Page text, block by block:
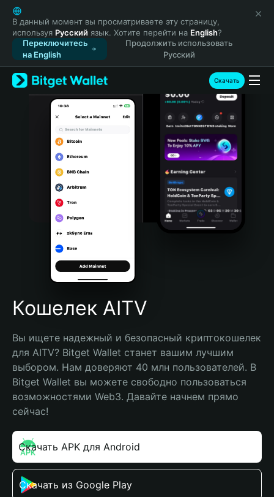
English
日本語
Tiếng Việt
Русский
Español (Latinoamérica)
Türkçe
Italiano
Português (Portugal)
Bahasa Indonesia
Português (Brasil)
Español (Argentina)
В данный момент вы просматриваете эту страницу,
используя Русский язык. Хотите перейти на English?
Переключитесь
на English
Продолжить использовать
Русский
Скачать
Кошелек AITV
Вы ищете надежный и безопасный криптокошелек
для AITV? Bitget Wallet станет вашим лучшим
выбором. Нам доверяют 40 млн пользователей. В
Bitget Wallet вы можете свободно пользоваться
возможностями Web3. Давайте начнем прямо
сейчас!
Скачать APK для Android
Скачать из Google Play